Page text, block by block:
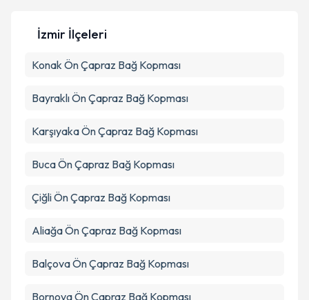
Metni 'ni okudum ve kişisel verilerimin belirtilen
kapsamda işlenmesini kabul ediyorum.
İzmir İlçeleri
Konak Ön Çapraz Bağ Kopması
BayraklıÖn Çapraz Bağ Kopması
KarşıyakaÖn Çapraz Bağ Kopması
BucaÖn Çapraz Bağ Kopması
ÇiğliÖn Çapraz Bağ Kopması
AliağaÖn Çapraz Bağ Kopması
BalçovaÖn Çapraz Bağ Kopması
BornovaÖn Çapraz Bağ Kopması